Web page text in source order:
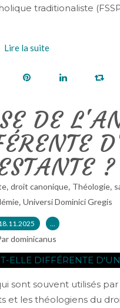
traditionaliste
Lire la suite
DE
?
, droit canonique, Théologie,
, Universi Dominici Gregis
…
dominicanus
sont souvent utilisés
et les théologiens du